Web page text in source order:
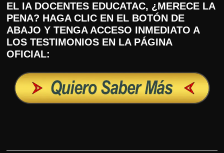
EL IA DOCENTES EDUCATAC, ¿MERECE LA
PENA? HAGA CLIC EN EL BOTÓN DE
ABAJO Y TENGA ACCESO INMEDIATO A
LOS TESTIMONIOS EN LA PÁGINA
OFICIAL: